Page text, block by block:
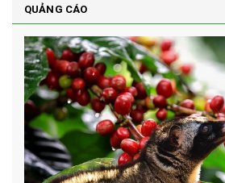
QUẢNG CÁO